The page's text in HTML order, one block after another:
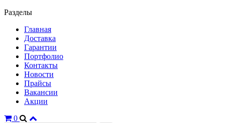
Разделы
Главная
Доставка
Гарантии
Портфолио
Контакты
Новости
Прайсы
Вакансии
Акции
0